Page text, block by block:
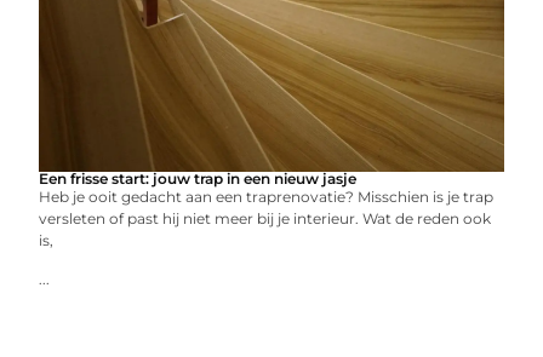
Een frisse start: jouw trap in een nieuw jasje
Heb je ooit gedacht aan een traprenovatie? Misschien is je trap
versleten of past hij niet meer bij je interieur. Wat de reden ook
is,
...